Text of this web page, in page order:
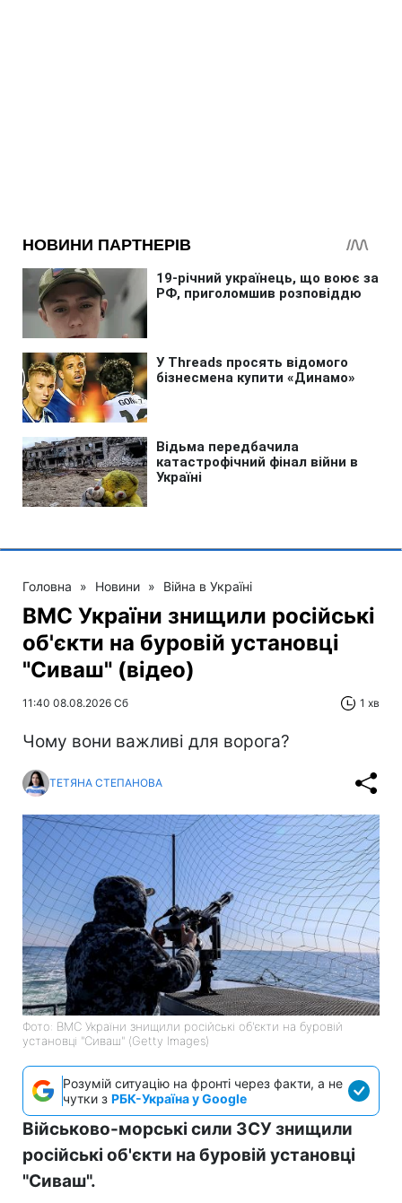
Головна » Новини » Війна в Україні
ВМС України знищили російські
об'єкти на буровій установці
"Сиваш" (відео)
11:40 08.08.2026 Сб 1 хв
Чому вони важливі для ворога?
ТЕТЯНА СТЕПАНОВА
Фото: ВМС України знищили російські об'єкти на буровій
установці "Сиваш" (Getty Images)
Розумій ситуацію на фронті через факти, а не
чутки з РБК-Україна у Google
Військово-морські сили ЗСУ знищили
російські об'єкти на буровій установці
"Сиваш".